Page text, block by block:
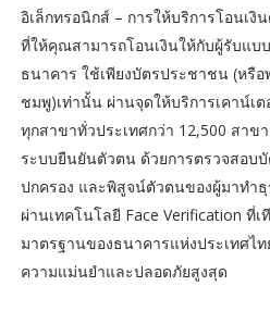
อิเล็กทรอนิกส์ – การให้บริการโอนเงิ
ที่ให้คุณสามารถโอนเงินให้กับผู้รับแบ
ธนาคาร ใช้เพียงบัตรประชาชน (หรื
ชมพู)เท่านั้น ผ่านจุดให้บริการเคาน์เ
ทุกสาขาทั่วประเทศกว่า 12,500 สาข
ระบบยืนยันตัวตน ด้วยการตรวจสอบ
ปกครอง และพิสูจน์ตัวตนของผู้มาทำ
ผ่านเทคโนโลยี Face Verification ที่
มาตรฐานของธนาคารแห่งประเทศไ
ความแม่นยำและปลอดภัยสูงสุด